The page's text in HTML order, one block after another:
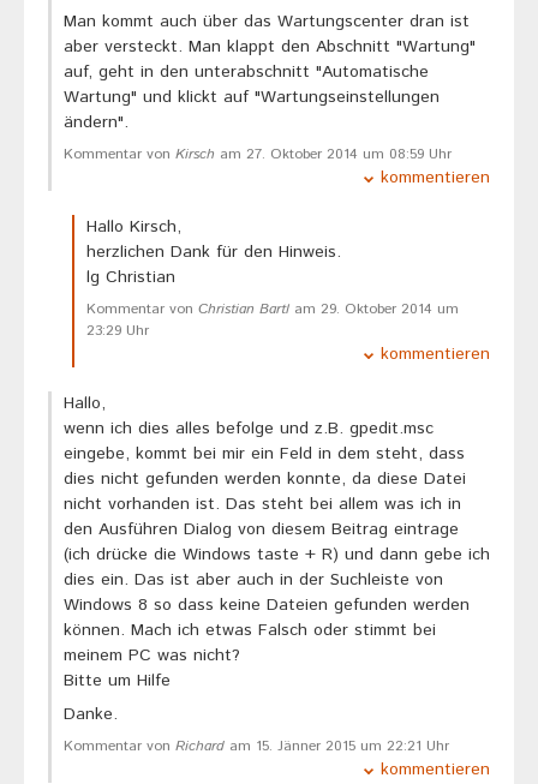
Man kommt auch über das Wartungscenter dran ist
aber versteckt. Man klappt den Abschnitt "Wartung"
auf, geht in den unterabschnitt "Automatische
Wartung" und klickt auf "Wartungseinstellungen
ändern".
Kommentar von Kirsch am 27. Oktober 2014 um 08:59 Uhr
kommentieren
Hallo Kirsch,
herzlichen Dank für den Hinweis.
lg Christian
Kommentar von Christian Bartl am 29. Oktober 2014 um
23:29 Uhr
kommentieren
Hallo,
wenn ich dies alles befolge und z.B. gpedit.msc
eingebe, kommt bei mir ein Feld in dem steht, dass
dies nicht gefunden werden konnte, da diese Datei
nicht vorhanden ist. Das steht bei allem was ich in
den Ausführen Dialog von diesem Beitrag eintrage
(ich drücke die Windows taste + R) und dann gebe ich
dies ein. Das ist aber auch in der Suchleiste von
Windows 8 so dass keine Dateien gefunden werden
können. Mach ich etwas Falsch oder stimmt bei
meinem PC was nicht?
Bitte um Hilfe
Danke.
Kommentar von Richard am 15. Jänner 2015 um 22:21 Uhr
kommentieren